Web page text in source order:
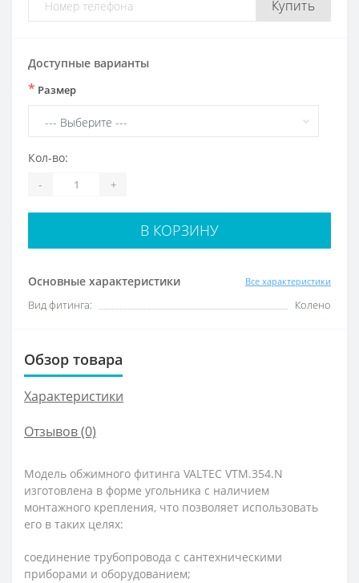
Купить
Основные характеристики Все характеристики
Вид фитинга: Колено
Доступные варианты
* Размер
Кол-во:
- +
В КОРЗИНУ
Обзор товара
Характеристики
Отзывов (0)
Модель обжимного фитинга VALTEC VTM.354.N
изготовлена в форме угольника с наличием
монтажного крепления, что позволяет использовать
его в таких целях:
соединение трубопровода с сантехническими
приборами и оборудованием;